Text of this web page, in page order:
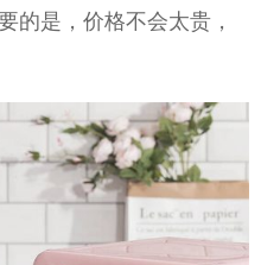
的是，价格不会太贵，